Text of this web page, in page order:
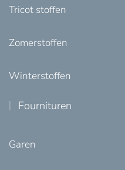
Tricot stoffen
Zomerstoffen
Winterstoffen
Fournituren
Garen